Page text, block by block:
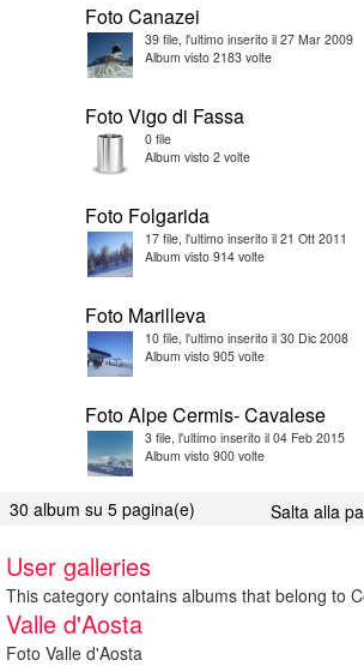
Foto Canazei
39 file, l'ultimo inserito il 27 Mar 2009
Album visto 2183 volte
Foto Vigo di Fassa
0 file
Album visto 2 volte
Foto Folgarida
17 file, l'ultimo inserito il 21 Ott 2011
Album visto 914 volte
Foto Marilleva
10 file, l'ultimo inserito il 30 Dic 2008
Album visto 905 volte
Foto Alpe Cermis- Cavalese
3 file, l'ultimo inserito il 04 Feb 2015
Album visto 900 volte
30 album su 5 pagina(e) Salta alla
User galleries
This category contains albums that belong to
Valle d'Aosta
Foto Valle d'Aosta